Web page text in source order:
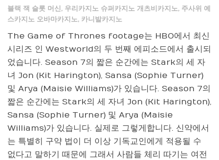
블랙 잭 슬롯 머신, 우리카지노 슈퍼카지노 개츠비카지노, 주사위 예
스카지노 오바마카지노, 카니발카지노
The Game of Thrones footage는 HBO에서 최신
시리즈 인 Westworld의 두 번째 에피소드에서 출시되
었습니다. Season 7의 짧은 순간에는 Stark의 세 자
녀 Jon (Kit Harington), Sansa (Sophie Turner)
및 Arya (Maisie Williams)가 있습니다. Season 7의
짧은 순간에는 Stark의 세 자녀 Jon (Kit Harington),
Sansa (Sophie Turner) 및 Arya (Maisie
Williams)가 있습니다. 실제로 그렇게합니다. 신약에서
는 특별히 구약 법이 더 이상 기독교인에게 적용될 수
없다고 말하기 때문에 그래서 사람들 체리 따기는 여전